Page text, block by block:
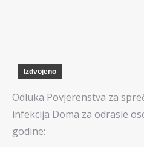
Izdvojeno
Odluka Povjerenstva za
infekcija Doma za odrasle
godine: